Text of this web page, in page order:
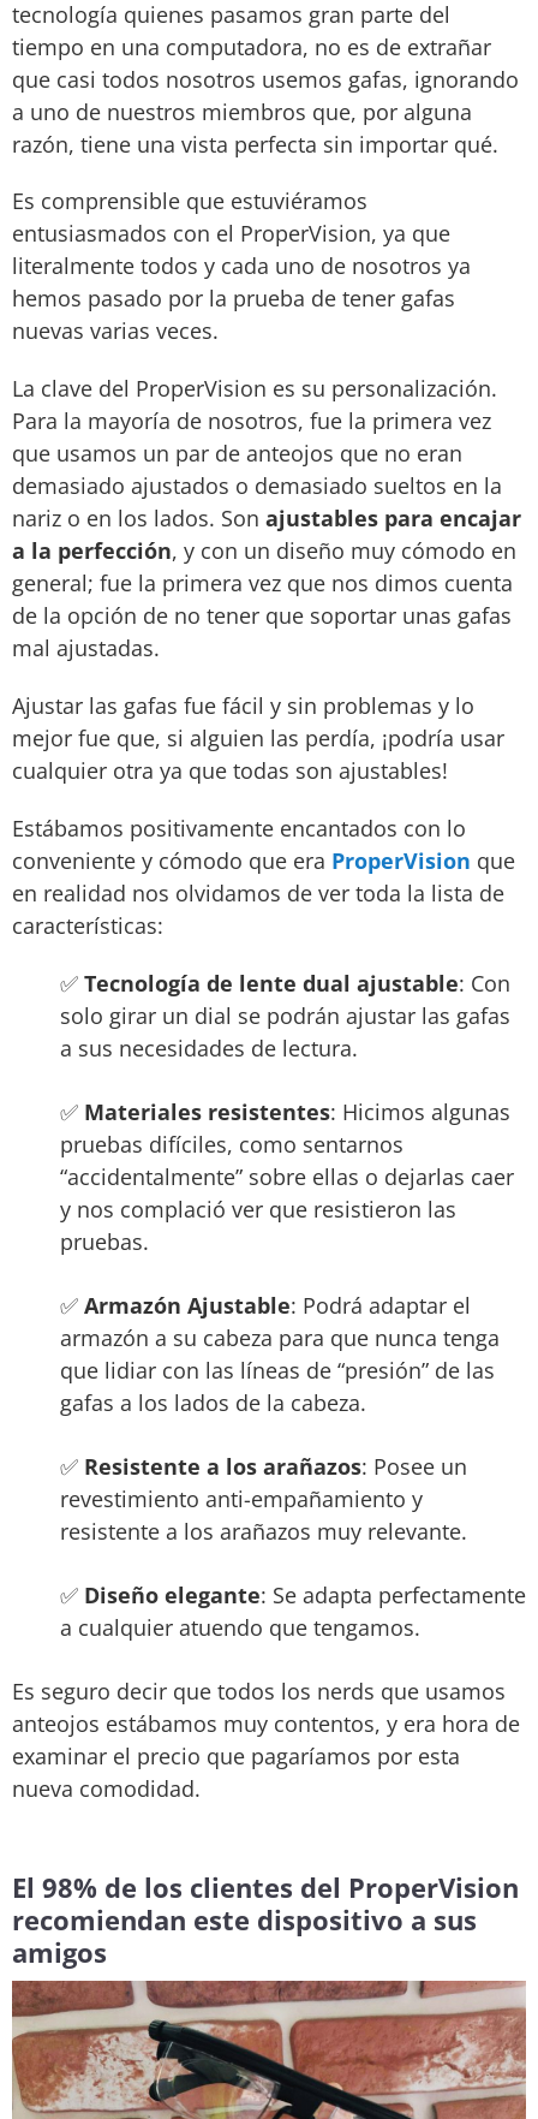
tecnología quienes pasamos gran parte del
tiempo en una computadora, no es de extrañar
que casi todos nosotros usemos gafas, ignorando
a uno de nuestros miembros que, por alguna
razón, tiene una vista perfecta sin importar qué.
Es comprensible que estuviéramos
entusiasmados con el ProperVision, ya que
literalmente todos y cada uno de nosotros ya
hemos pasado por la prueba de tener gafas
nuevas varias veces.
La clave del ProperVision es su personalización.
Para la mayoría de nosotros, fue la primera vez
que usamos un par de anteojos que no eran
demasiado ajustados o demasiado sueltos en la
nariz o en los lados. Son ajustables para encajar
a la perfección, y con un diseño muy cómodo en
general; fue la primera vez que nos dimos cuenta
de la opción de no tener que soportar unas gafas
mal ajustadas.
Ajustar las gafas fue fácil y sin problemas y lo
mejor fue que, si alguien las perdía, ¡podría usar
cualquier otra ya que todas son ajustables!
Estábamos positivamente encantados con lo
conveniente y cómodo que era ProperVision que
en realidad nos olvidamos de ver toda la lista de
características:
✅ Tecnología de lente dual ajustable: Con
solo girar un dial se podrán ajustar las gafas
a sus necesidades de lectura.
✅ Materiales resistentes: Hicimos algunas
pruebas difíciles, como sentarnos
“accidentalmente” sobre ellas o dejarlas caer
y nos complació ver que resistieron las
pruebas.
✅ Armazón Ajustable: Podrá adaptar el
armazón a su cabeza para que nunca tenga
que lidiar con las líneas de “presión” de las
gafas a los lados de la cabeza.
✅ Resistente a los arañazos: Posee un
revestimiento anti-empañamiento y
resistente a los arañazos muy relevante.
✅ Diseño elegante: Se adapta perfectamente
a cualquier atuendo que tengamos.
Es seguro decir que todos los nerds que usamos
anteojos estábamos muy contentos, y era hora de
examinar el precio que pagaríamos por esta
nueva comodidad.
El 98% de los clientes del ProperVision
recomiendan este dispositivo a sus
amigos